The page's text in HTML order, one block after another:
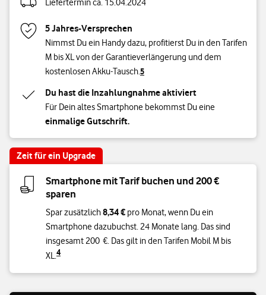
Liefertermin ca. 15.04.2024
5 Jahres-Versprechen
Nimmst Du ein Handy dazu, profitierst Du in den Tarifen
M bis XL von der Garantieverlängerung und dem
kostenlosen Akku-Tausch.5
Du hast die Inzahlungnahme aktiviert
Für Dein altes Smartphone bekommst Du eine
einmalige Gutschrift.
Zeit für ein Upgrade
Smartphone mit Tarif buchen und 200 €
sparen
Spar zusätzlich8,34 € pro Monat, wenn Du ein
Smartphone dazubuchst. 24 Monate lang. Das sind
insgesamt 200 €. Das gilt in den Tarifen Mobil M bis
XL.4